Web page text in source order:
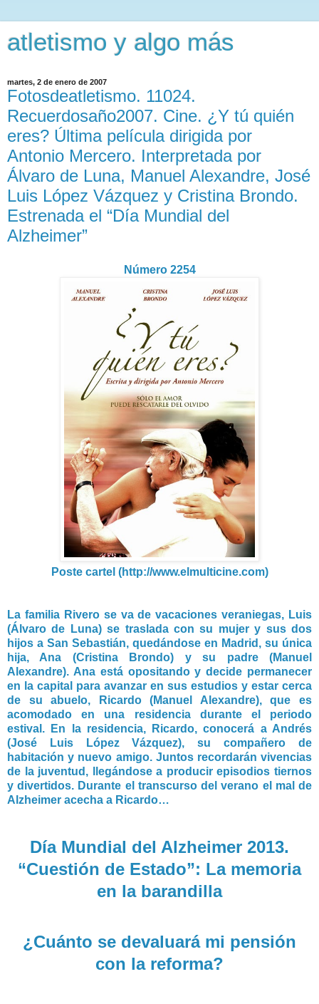
atletismo y algo más
martes, 2 de enero de 2007
Fotosdeatletismo. 11024.
Recuerdosaño2007. Cine. ¿Y tú quién
eres? Última película dirigida por
Antonio Mercero. Interpretada por
Álvaro de Luna, Manuel Alexandre, José
Luis López Vázquez y Cristina Brondo.
Estrenada el “Día Mundial del
Alzheimer”
Número 2254
Poste cartel (http://www.elmulticine.com)
La familia Rivero se va de vacaciones veraniegas, Luis
(Álvaro de Luna) se traslada con su mujer y sus dos
hijos a San Sebastián, quedándose en Madrid, su única
hija, Ana (Cristina Brondo) y su padre (Manuel
Alexandre). Ana está opositando y decide permanecer
en la capital para avanzar en sus estudios y estar cerca
de su abuelo, Ricardo (Manuel Alexandre), que es
acomodado en una residencia durante el periodo
estival. En la residencia, Ricardo, conocerá a Andrés
(José Luis López Vázquez), su compañero de
habitación y nuevo amigo. Juntos recordarán vivencias
de la juventud, llegándose a producir episodios tiernos
y divertidos. Durante el transcurso del verano el mal de
Alzheimer acecha a Ricardo…
Día Mundial del Alzheimer 2013.
“Cuestión de Estado”: La memoria
en la barandilla
¿Cuánto se devaluará mi pensión
con la reforma?